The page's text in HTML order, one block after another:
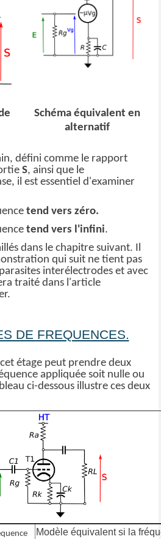
Schéma équivalent en
alternatif
défini comme le rapport
S, ainsi que le
il est essentiel d'examiner
tend vers zéro.
tend vers l'infini.
dans le chapitre suivant. Il
qui suit ne tient pas
interélectrodes et avec
traité dans l'article
DE FREQUENCES.
étage peut prendre deux
appliquée soit nulle ou
ci-dessous illustre ces deux
Modèle équivalent si la